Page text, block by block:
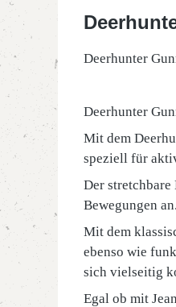
Deerhunter
Deerhunter
Mit dem
speziell für
Der
Bewegungen
Mit dem
ebenso wie
sich vielseitig
Egal ob mit